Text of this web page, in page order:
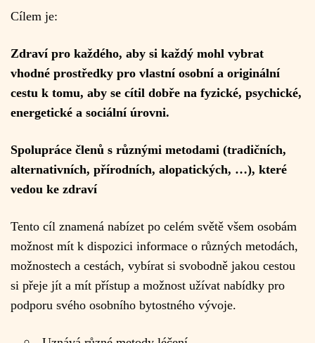
Cílem je:
Zdraví pro každého, aby si každý mohl vybrat
vhodné prostředky pro vlastní osobní a originální
cestu k tomu, aby se cítil dobře na fyzické, psychické,
energetické a sociální úrovni.
Spolupráce členů s různými metodami (tradičních,
alternativních, přírodních, alopatických, …), které
vedou ke zdraví
Tento cíl znamená nabízet po celém světě všem osobám
možnost mít k dispozici informace o různých metodách,
možnostech a cestách, vybírat si svobodně jakou cestou
si přeje jít a mít přístup a možnost užívat nabídky pro
podporu svého osobního bytostného vývoje.